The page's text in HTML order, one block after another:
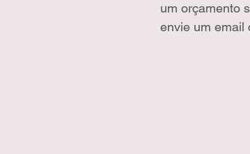
um orçamento
envie um email